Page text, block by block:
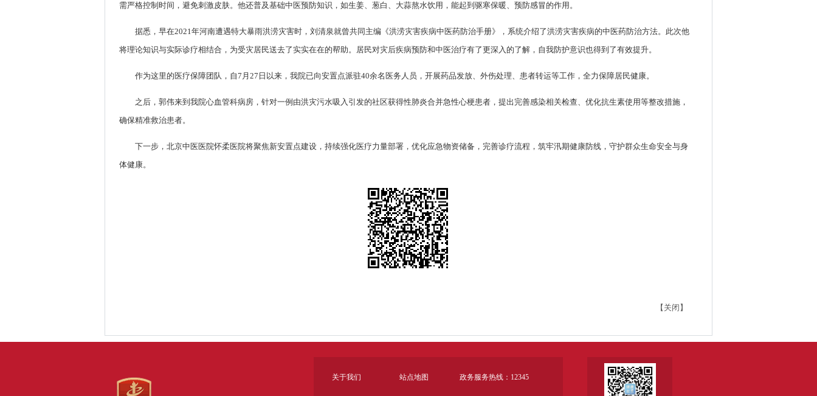
需严格控制时间，避免刺激皮肤。他还普及基础中医预防知识，如生姜、葱白、大蒜熬水饮用，能起到驱寒保暖、预防感冒的作用。
据悉，早在2021年河南遭遇特大暴雨洪涝灾害时，刘清泉就曾共同主编《洪涝灾害疾病中医药防治手册》，系统介绍了洪涝灾害疾病的中医药防治方法。此次他
将理论知识与实际诊疗相结合，为受灾居民送去了实实在在的帮助。居民对灾后疾病预防和中医治疗有了更深入的了解，自我防护意识也得到了有效提升。
作为这里的医疗保障团队，自7月27日以来，我院已向安置点派驻40余名医务人员，开展药品发放、外伤处理、患者转运等工作，全力保障居民健康。
之后，郭伟来到我院心血管科病房，针对一例由洪灾污水吸入引发的社区获得性肺炎合并急性心梗患者，提出完善感染相关检查、优化抗生素使用等整改措施，
确保精准救治患者。
下一步，北京中医医院怀柔医院将聚焦新安置点建设，持续强化医疗力量部署，优化应急物资储备，完善诊疗流程，筑牢汛期健康防线，守护群众生命安全与身
体健康。
【关闭】
关于我们 站点地图 政务服务热线：12345